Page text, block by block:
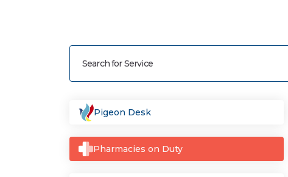
Pigeon Desk
Pharmacies on Duty